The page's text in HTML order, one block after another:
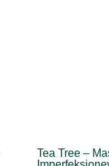
Tea Tree –